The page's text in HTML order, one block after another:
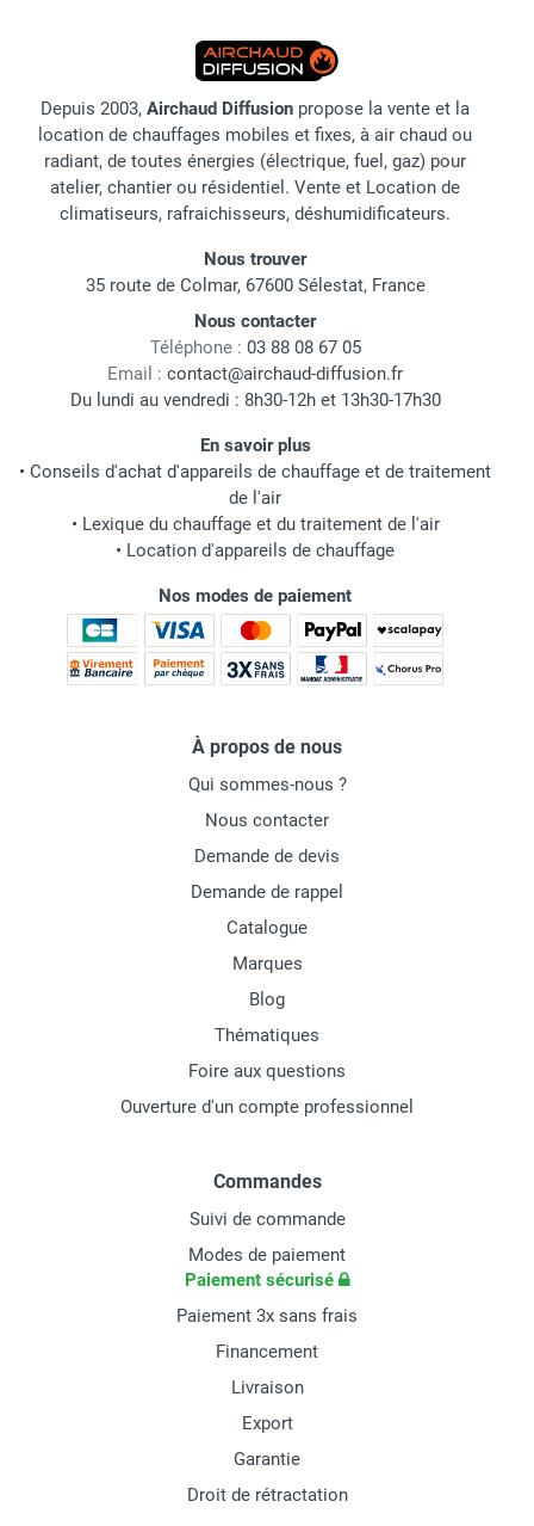
Depuis 2003, Airchaud Diffusion propose la vente et la
location de chauffages mobiles et fixes, à air chaud ou
radiant, de toutes énergies (électrique, fuel, gaz) pour
atelier, chantier ou résidentiel. Vente et Location de
climatiseurs, rafraichisseurs, déshumidificateurs.
Nous trouver
35 route de Colmar, 67600 Sélestat, France
Nous contacter
Téléphone : 03 88 08 67 05
Email : contact@airchaud-diffusion.fr
Du lundi au vendredi : 8h30-12h et 13h30-17h30
En savoir plus
• Conseils d'achat d'appareils de chauffage et de traitement
de l'air
• Lexique du chauffage et du traitement de l'air
• Location d'appareils de chauffage
Nos modes de paiement
À propos de nous
Qui sommes-nous ?
Nous contacter
Demande de devis
Demande de rappel
Catalogue
Marques
Blog
Thématiques
Foire aux questions
Ouverture d'un compte professionnel
Commandes
Suivi de commande
Modes de paiement
Paiement sécurisé
Paiement 3x sans frais
Financement
Livraison
Export
Garantie
Droit de rétractation